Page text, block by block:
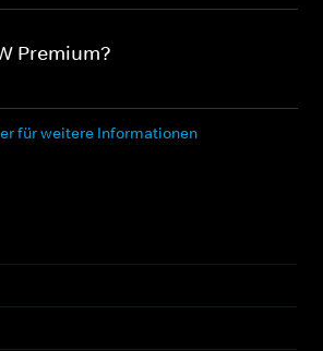
Premium?
für weitere Informationen